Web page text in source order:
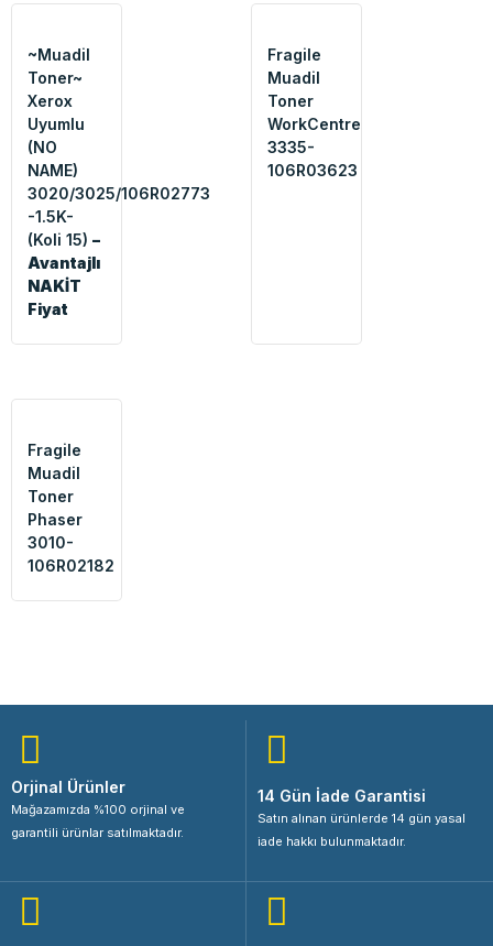
~Muadil
Toner~
Xerox
Uyumlu
(NO
NAME)
3020/3025/106R02773
-1.5K-
(Koli 15) –
Avantajlı
NAKİT
Fiyat
Fragile
Muadil
Toner
WorkCentre
3335-
106R03623
Fragile
Muadil
Toner
Phaser
3010-
106R02182
Orjinal Ürünler
Mağazamızda %100 orjinal ve
garantili ürünlar satılmaktadır.
14 Gün İade Garantisi
Satın alınan ürünlerde 14 gün yasal
iade hakkı bulunmaktadır.